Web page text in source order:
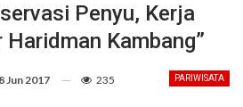
Penyu, Kerja
Haridman Kambang”
PARIWISATA
Jun 2017 235